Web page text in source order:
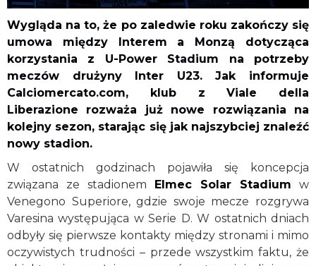
Wygląda na to, że po zaledwie roku zakończy się
umowa między Interem a Monzą dotycząca
korzystania z U-Power Stadium na potrzeby
meczów drużyny Inter U23. Jak informuje
Calciomercato.com, klub z Viale della
Liberazione rozważa już nowe rozwiązania na
kolejny sezon, starając się jak najszybciej znaleźć
nowy stadion.
W ostatnich godzinach pojawiła się koncepcja
związana ze stadionem Elmec Solar Stadium w
Venegono Superiore, gdzie swoje mecze rozgrywa
Varesina występująca w Serie D. W ostatnich dniach
odbyły się pierwsze kontakty między stronami i mimo
oczywistych trudności – przede wszystkim faktu, że